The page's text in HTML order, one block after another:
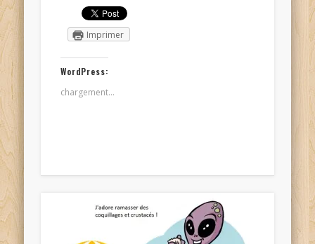
Imprimer
WordPress:
chargement…